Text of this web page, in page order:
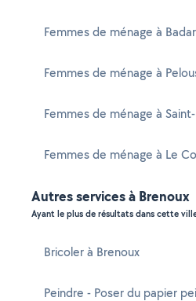
Femmes de ménage à
Femmes de ménage à
Femmes de ménage à
Femmes de ménage à Le
Autres services à Brenoux
Ayant le plus de résultats dans cette
Bricoler à Brenoux
Peindre - Poser du papier